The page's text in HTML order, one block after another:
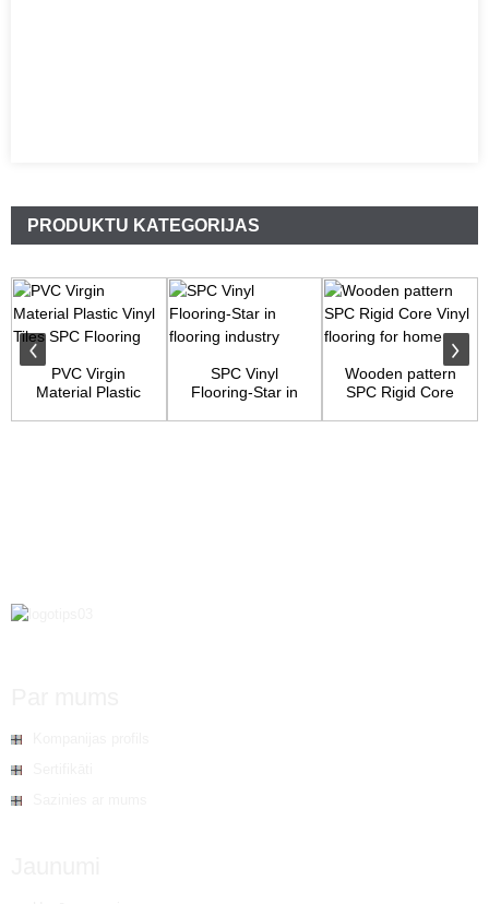
PRODUKTU KATEGORIJAS
PVC Virgin
Material Plastic
SPC Vinyl
Flooring-Star in
Wooden pattern
SPC Rigid Core